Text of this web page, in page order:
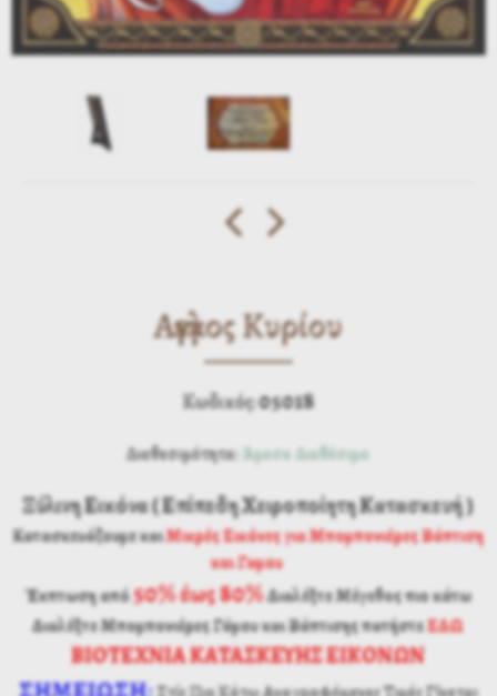
Αγγελος Κυρίου
Κωδικός:05018
Διαθεσιμότητα: Άμεσα Διαθέσιμο
Ξύλινη Εικόνα ( Επίπεδη Χειροποίητη Κατασκευή )
Κατασκευάζουμε καιΜικρές Εικόνες για Μπομπονιέρες Βάπτιση
και Γαμου
Έκπτωση από50% έως 80%Διαλέξτε Μέγεθος πιο κάτω
Διαλέξτε Μπομπονιέρες Γάμου και ΒάπτισηςπατήστεΕΔΩ
ΒΙΟΤΕΧΝΙΑ ΚΑΤΑΣΚΕΥΗΣ ΕΙΚΟΝΩΝ